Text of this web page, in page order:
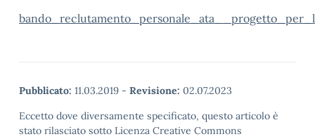
Pubblicato: 11.03.2019 - Revisione: 02.07.2023
Eccetto dove diversamente specificato, questo articolo è
stato rilasciato sotto Licenza Creative Commons